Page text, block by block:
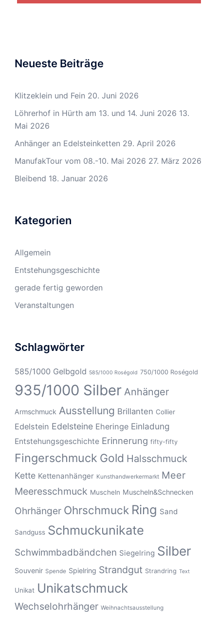
Neueste Beiträge
Klitzeklein und Fein 20. Juni 2026
Löhrerhof in Hürth am 13. und 14. Juni 2026 13.
Mai 2026
Anhänger an Edelsteinketten 29. April 2026
ManufakTour vom 08.-10. Mai 2026 27. März 2026
Bleibend 18. Januar 2026
Kategorien
Allgemein
Entstehungsgeschichte
gerade fertig geworden
Veranstaltungen
Schlagwörter
585/1000 Gelbgold 585/1000 Roségold 750/1000 Roségold
935/1000 Silber Anhänger
Armschmuck Ausstellung Brillanten Collier
Edelstein Edelsteine Eheringe Einladung
Entstehungsgeschichte Erinnerung fifty-fifty
Fingerschmuck Gold Halsschmuck
Kette Kettenanhänger Kunsthandwerkermarkt Meer
Meeresschmuck Muscheln Muscheln&Schnecken
Ohrhänger Ohrschmuck Ring Sand
Sandguss Schmuckunikate
Schwimmbadbändchen Siegelring Silber
Souvenir Spende Spielring Strandgut Strandring Text
Unikat Unikatschmuck
Wechselohrhänger Weihnachtsausstellung